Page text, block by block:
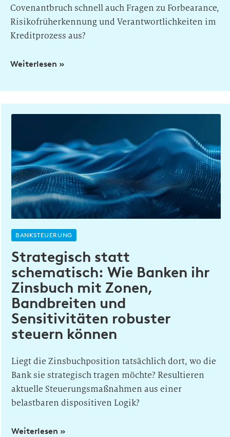
Covenantbruch schnell auch Fragen zu Forbearance,
Risikofrüherkennung und Verantwortlichkeiten im
Kreditprozess aus?
Weiterlesen »
BANKSTEUERUNG
Strategisch statt
schematisch: Wie Banken ihr
Zinsbuch mit Zonen,
Bandbreiten und
Sensitivitäten robuster
steuern können
Liegt die Zinsbuchposition tatsächlich dort, wo die
Bank sie strategisch tragen möchte? Resultieren
aktuelle Steuerungsmaßnahmen aus einer
belastbaren dispositiven Logik?
Weiterlesen »